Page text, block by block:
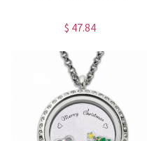
$ 47.84